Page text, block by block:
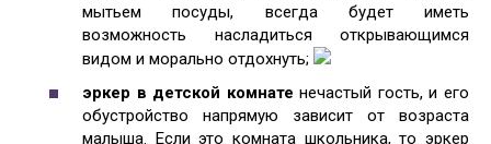
мытьем посуды, всегда будет иметь
возможность насладиться открывающимся
видом и морально отдохнуть;
эркер в детской комнате нечастый гость, и его
обустройство напрямую зависит от возраста
малыша. Если это комната школьника, то эркер